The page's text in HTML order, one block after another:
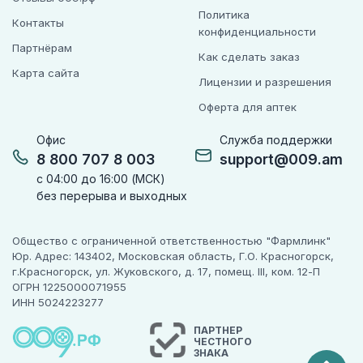
Офис
8 800 707 8 003
с 04:00 до 16:00 (МСК)
без перерыва и выходных
Служба поддержки
support@009.am
Контакты
Партнёрам
Карта сайта
Политика
конфиденциальности
Как сделать заказ
Лицензии и разрешения
Оферта для аптек
Общество с ограниченной ответственностью "Фармлинк"
Юр. Адрес: 143402, Московская область, Г.О. Красногорск,
г.Красногорск, ул. Жуковского, д. 17, помещ. III, ком. 12-П
ОГРН 1225000071955
ИНН 5024223277
ПАРТНЕР
ЧЕСТНОГО
ЗНАКА